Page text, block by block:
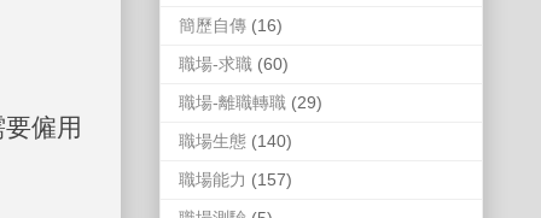
僱用
簡歷自傳 (16)
職場-求職 (60)
職場-離職轉職 (29)
職場生態 (140)
職場能力 (157)